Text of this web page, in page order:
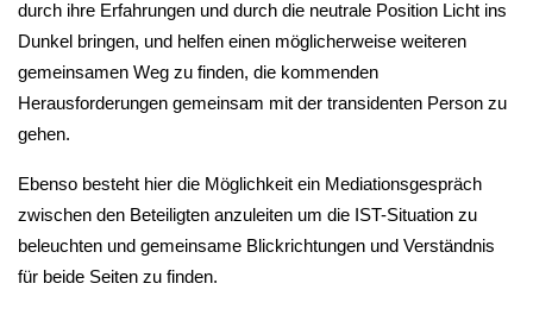
durch ihre Erfahrungen und durch die neutrale Position Licht ins
Dunkel bringen, und helfen einen möglicherweise weiteren
gemeinsamen Weg zu finden, die kommenden
Herausforderungen gemeinsam mit der transidenten Person zu
gehen.
Ebenso besteht hier die Möglichkeit ein Mediationsgespräch
zwischen den Beteiligten anzuleiten um die IST-Situation zu
beleuchten und gemeinsame Blickrichtungen und Verständnis
für beide Seiten zu finden.